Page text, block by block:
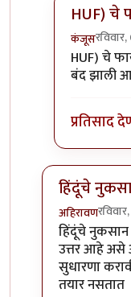
HUF) चे
कंजूस
In reply
HUF) चे
बंद झाली
प्रतिसाद
हिंदूंचे
अहिरावण
In reply to
हिंदूंचे
उत्तर आहे असे
सुधारणा
तयार नसतात